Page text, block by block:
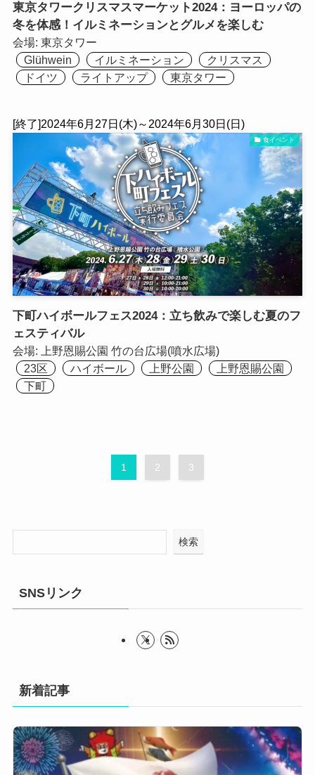
東京タワークリスマスマーケット2024：ヨーロッパの
冬を体感！イルミネーションとグルメを楽しむ
会場: 東京タワー
Glühwein
イルミネーション
クリスマス
ドイツ
ライトアップ 東京タワー
[終了]2024年6月27日(木)～2024年6月30日(日)
食イベント
下町ハイボールフェス2024：立ち飲みで楽しむ夏のフ
ェスティバル
会場:
上野恩賜公園 竹の台広場(噴水広場)
23区
ハイボール 上野公園
上野恩賜公園
下町
1 2 3
検索
SNSリンク
新着記事